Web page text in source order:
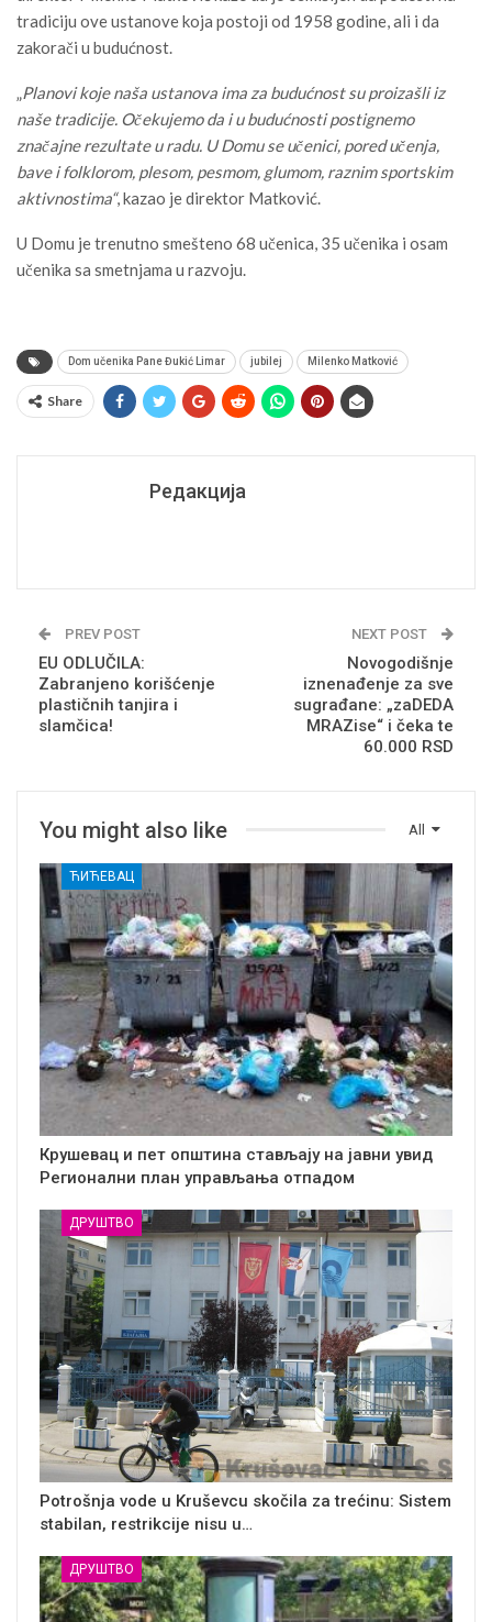
tradiciju ove ustanove koja postoji od 1958 godine, ali i da
zakorači u budućnost.
„Planovi koje naša ustanova ima za budućnost su proizašli iz
naše tradicije. Očekujemo da i u budućnosti postignemo
značajne rezultate u radu. U Domu se učenici, pored učenja,
bave i folklorom, plesom, pesmom, glumom, raznim sportskim
aktivnostima“, kazao je direktor Matković.
U Domu je trenutno smešteno 68 učenica, 35 učenika i osam
učenika sa smetnjama u razvoju.
Dom učenika Pane Đukić Limar jubilej Milenko Matković
Share
Редакција
PREV POST
EU ODLUČILA:
Zabranjeno korišćenje
plastičnih tanjira i
slamčica!
NEXT POST
Novogodišnje
iznenađenje za sve
sugrađane: „zaDEDA
MRAZise“ i čeka te
60.000 RSD
All
You might also like
ЋИЋЕВАЦ
Крушевац и пет општина стављају на јавни увид
Регионални план управљања отпадом
ДРУШТВО
Potrošnja vode u Kruševcu skočila za trećinu: Sistem
stabilan, restrikcije nisu u…
ДРУШТВО